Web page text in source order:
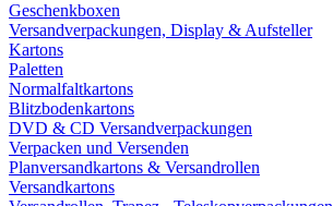
Geschenkboxen
Versandverpackungen, Display & Aufsteller
Kartons
Paletten
Normalfaltkartons
Blitzbodenkartons
DVD & CD Versandverpackungen
Verpacken und Versenden
Planversandkartons & Versandrollen
Versandkartons